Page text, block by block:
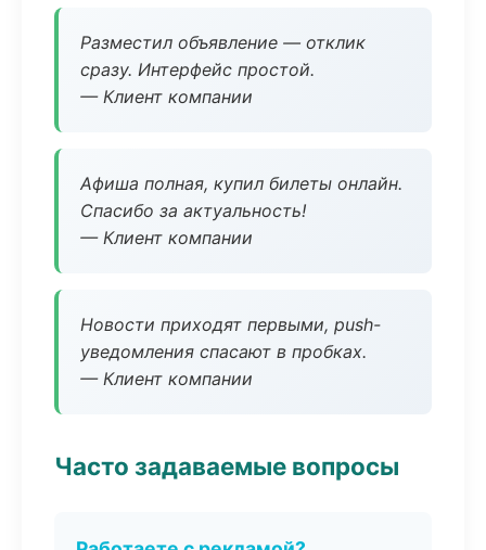
Разместил объявление — отклик
сразу. Интерфейс простой.
— Клиент компании
Афиша полная, купил билеты онлайн.
Спасибо за актуальность!
— Клиент компании
Новости приходят первыми, push-
уведомления спасают в пробках.
— Клиент компании
Часто задаваемые вопросы